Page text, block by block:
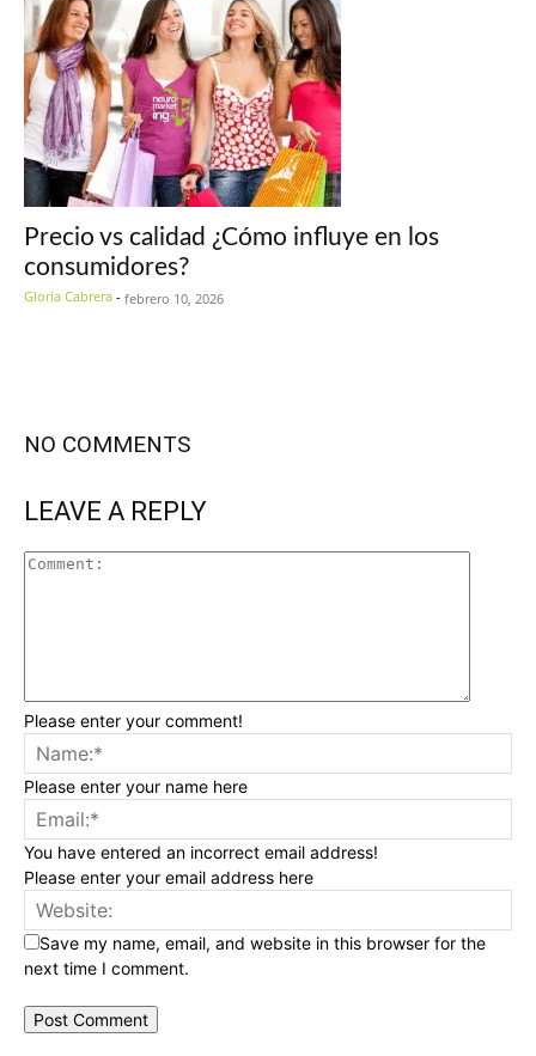
Precio vs calidad ¿Cómo influye en los
consumidores?
Gloria Cabrera - febrero 10, 2026
NO COMMENTS
LEAVE A REPLY
Please enter your comment!
Please enter your name here
You have entered an incorrect email address!
Please enter your email address here
Save my name, email, and website in this browser for the
next time I comment.